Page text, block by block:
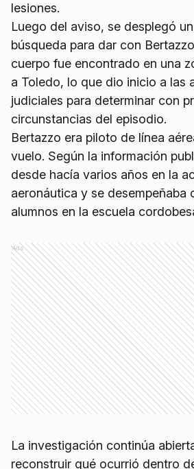
lesiones.
Luego del aviso, se desplegó
búsqueda para dar con
cuerpo fue encontrado en una
a Toledo, lo que dio inicio a las
judiciales para determinar con
circunstancias del episodio.
Bertazzo era piloto de línea
vuelo. Según la información
desde hacía varios años en la
aeronáutica y se desempeñaba
alumnos en la escuela
Ads
La investigación continúa
reconstruir qué ocurrió dentro